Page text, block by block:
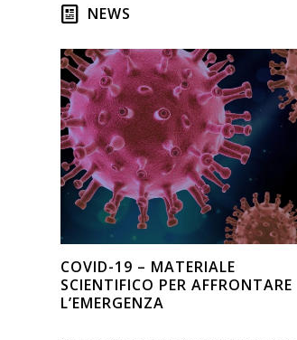
NEWS
COVID-19 – MATERIALE
SCIENTIFICO PER AFFRONTARE
L’EMERGENZA